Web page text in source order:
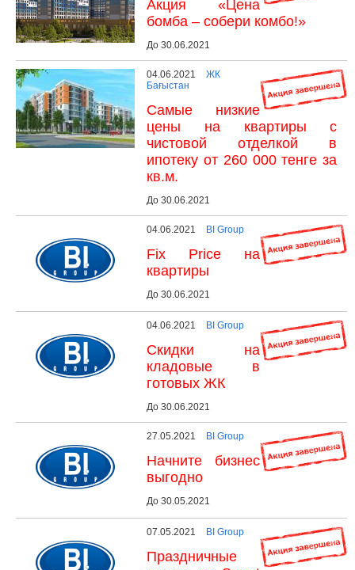
Акция «Цена
бомба – собери комбо!»
До 30.06.2021
04.06.2021
ЖК
Бағыстан
Самые низкие
цены на квартиры с
чистовой отделкой в
ипотеку от 260 000 тенге за
кв.м.
До 30.06.2021
04.06.2021 BI Group
Fix Price на
квартиры
До 30.06.2021
04.06.2021 BI Group
Скидки на
кладовые в
готовых ЖК
До 30.06.2021
27.05.2021 BI Group
Начните бизнес
выгодно
До 30.05.2021
07.05.2021 BI Group
Праздничные